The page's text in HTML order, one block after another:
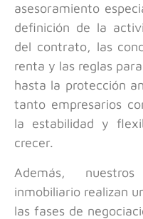
asesoramiento
definición de la
del contrato, las
renta y las reglas
hasta la protección
tanto empresarios
la estabilidad y
crecer.
Además,
inmobiliario realizan
las fases de